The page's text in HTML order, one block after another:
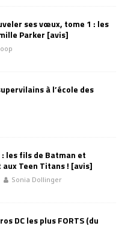
ses vœux, tome 1 : les
Parker [avis]
à l’école des
: les fils de Batman et
aux Teen Titans ! [avis]
Sonia Dollinger
DC les plus FORTS (du